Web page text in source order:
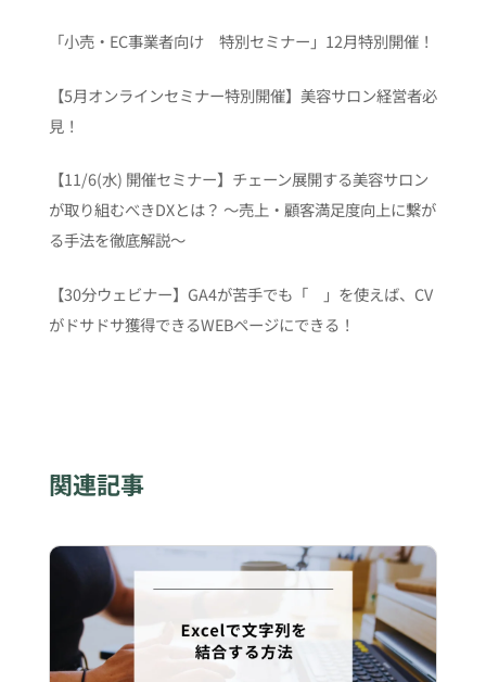
「小売・EC事業者向け 特別セミナー」12月特別開催！
【5月オンラインセミナー特別開催】美容サロン経営者必
見！
【11/6(水) 開催セミナー】チェーン展開する美容サロン
が取り組むべきDXとは？ 〜売上・顧客満足度向上に繋が
る手法を徹底解説〜
【30分ウェビナー】GA4が苦手でも「 」を使えば、CV
がドサドサ獲得できるWEBページにできる！
関連記事